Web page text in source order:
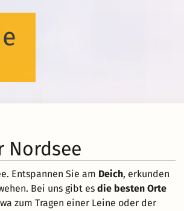
Nordsee
Entspannen Sie am Deich, erkunden
Bei uns gibt es die besten Orte
zum Tragen einer Leine oder der